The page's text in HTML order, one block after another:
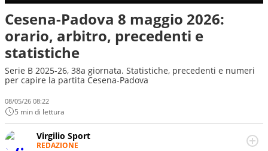
Cesena-Padova 8 maggio 2026:
orario, arbitro, precedenti e
statistiche
Serie B 2025-26, 38a giornata. Statistiche, precedenti e numeri
per capire la partita Cesena-Padova
08/05/26 08:22
5 min di lettura
Virgilio Sport
REDAZIONE